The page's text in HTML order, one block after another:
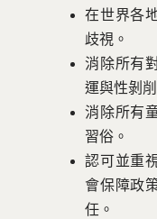
在世界各
歧視。
消除所有
運與性剝削
消除所有
習俗。
認可並重
會保障政
任。